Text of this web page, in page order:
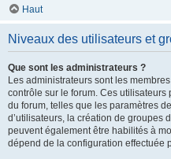
Haut
Niveaux des utilisateurs et
Que sont les administrateurs ?
Les administrateurs sont les
contrôle sur le forum. Ces
du forum, telles que les paramètres
d’utilisateurs, la création de groupes
peuvent également être habilités à
dépend de la configuration effectuée